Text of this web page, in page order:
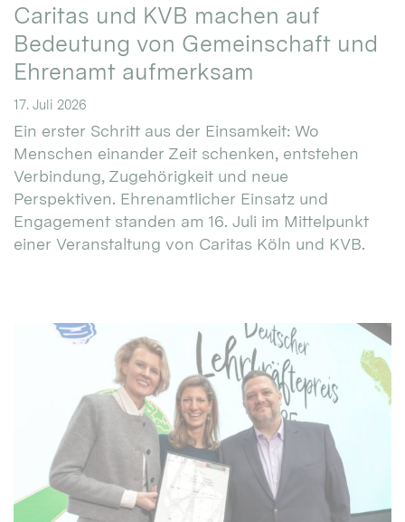
Caritas und KVB machen auf
Bedeutung von Gemeinschaft und
Ehrenamt aufmerksam
17. Juli 2026
Ein erster Schritt aus der Einsamkeit: Wo
Menschen einander Zeit schenken, entstehen
Verbindung, Zugehörigkeit und neue
Perspektiven. Ehrenamtlicher Einsatz und
Engagement standen am 16. Juli im Mittelpunkt
einer Veranstaltung von Caritas Köln und KVB.